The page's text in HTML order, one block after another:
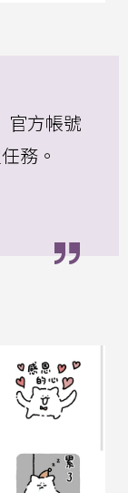
官方帳號
務。